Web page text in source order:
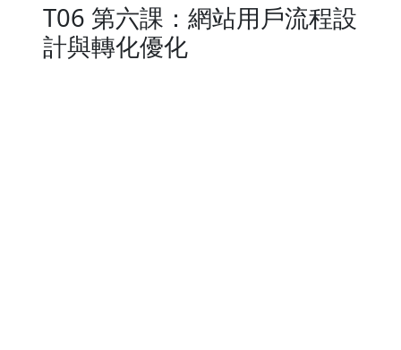
T06 第六課：網站用戶流程設
計與轉化優化